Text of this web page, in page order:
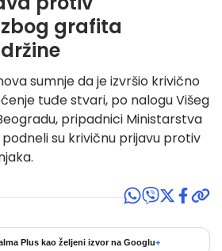
grafita
sumnje da je izvršio krivično
tuđe stvari, po nalogu Višeg
pripadnici Ministarstva
su krivičnu prijavu protiv
Plus kao željeni izvor na Googlu+